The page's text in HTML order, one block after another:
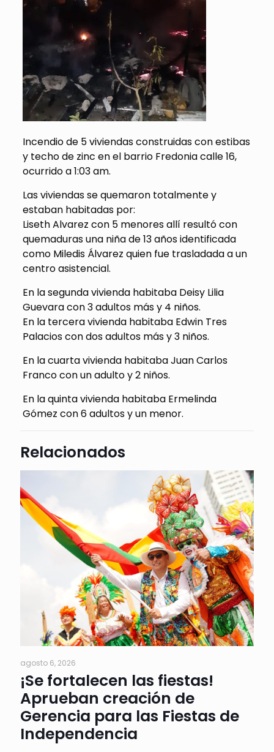
Incendio de 5 viviendas construidas con estibas
y techo de zinc en el barrio Fredonia calle 16,
ocurrido a 1:03 am.
Las viviendas se quemaron totalmente y
estaban habitadas por:
Liseth Alvarez con 5 menores allí resultó con
quemaduras una niña de 13 años identificada
como Miledis Álvarez quien fue trasladada a un
centro asistencial.
En la segunda vivienda habitaba Deisy Lilia
Guevara con 3 adultos más y 4 niños.
En la tercera vivienda habitaba Edwin Tres
Palacios con dos adultos más y 3 niños.
En la cuarta vivienda habitaba Juan Carlos
Franco con un adulto y 2 niños.
En la quinta vivienda habitaba Ermelinda
Gómez con 6 adultos y un menor.
Relacionados
agosto 6, 2026
¡Se fortalecen las fiestas!
Aprueban creación de
Gerencia para las Fiestas de
Independencia